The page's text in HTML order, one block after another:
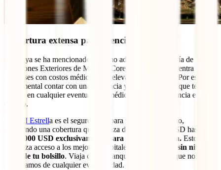
Cobertura extensa para atención médica
Como ya se ha mencionado, y como advierte la Secretaría de
Relaciones Exteriores de México, Corea del Sur se encuentra entre
los países con costos médicos más elevados del mundo. Por eso, es
fundamental contar con una asistencia y seguro de viaje que te
proteja en cualquier eventualidad médica durante tu estancia en este
destino.
IATI Estrella es el seguro ideal para visitar este destino,
ofreciendo una cobertura que alcanza desde 500,000 USD hasta
1,000,000 USD exclusivamente para atención médica. Esto te
garantiza acceso a los mejores hospitales y especialistas sin ningún
costo de tu bolsillo. Viaja con la tranquilidad de saber que nos
encargamos de cualquier eventualidad.